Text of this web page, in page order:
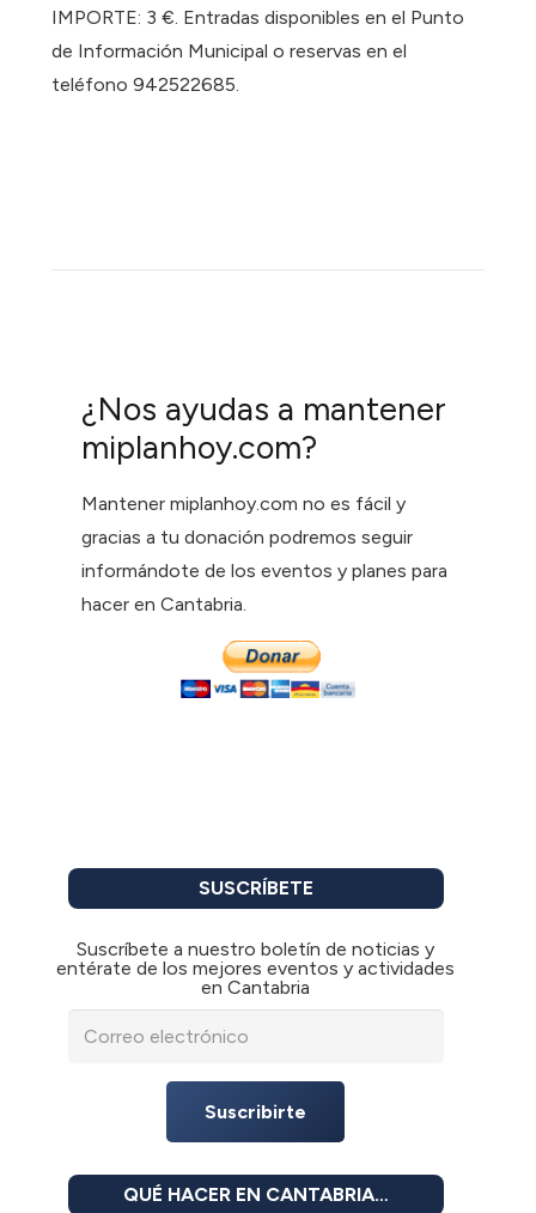
IMPORTE: 3 €. Entradas disponibles en el Punto
de Información Municipal o reservas en el
teléfono 942522685.
¿Nos ayudas a mantener
miplanhoy.com?
Mantener miplanhoy.com no es fácil y
gracias a tu donación podremos seguir
informándote de los eventos y planes para
hacer en Cantabria.
SUSCRÍBETE
Suscríbete a nuestro boletín de noticias y
entérate de los mejores eventos y actividades
en Cantabria
Suscribirte
QUÉ HACER EN CANTABRIA…